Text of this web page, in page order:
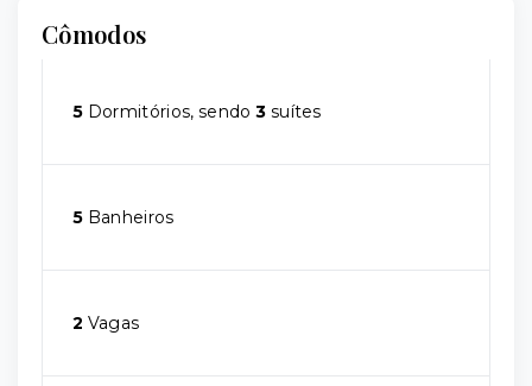
Cômodos
5 Dormitórios, sendo3 suítes
5 Banheiros
2 Vagas